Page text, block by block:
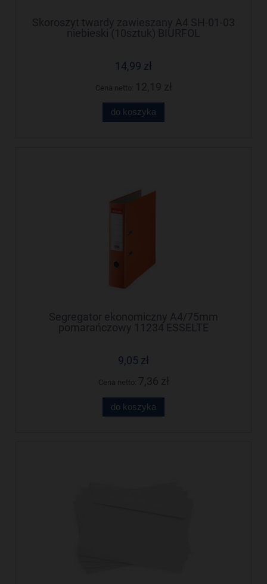
Skoroszyt twardy zawieszany A4 SH-01-03
niebieski (10sztuk) BIURFOL
14,99 zł
do koszyka
Segregator ekonomiczny A4/75mm
pomarańczowy 11234 ESSELTE
9,05 zł
do koszyka